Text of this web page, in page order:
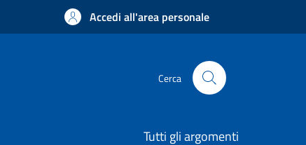
Accedi all'area personale
Cerca
Tutti gli argomenti